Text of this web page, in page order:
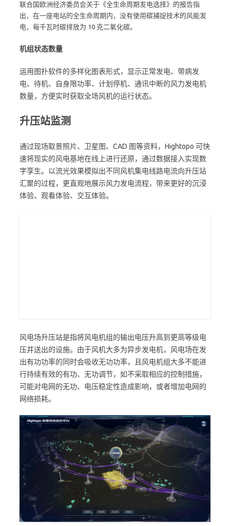
联合国欧洲经济委员会关于《全生命周期发电选择》的报告指
出，在一座电站的全生命周期内，没有使用碳捕捉技术的风能发
电，每千瓦时碳排放为 10 克二氧化碳。
机组状态数量
运用图扑软件的多样化图表形式，显示正常发电、带病发
电、待机、自身限功率、计划停机、通讯中断的风力发电机
数量，方便实时获取全场风机的运行状态。
升压站监测
通过现场取景照片、卫星图、CAD 图等资料，Hightopo 可快
速将现实的风电基地在线上进行还原，通过数据接入实现数
字孪生。以流光效果模拟出不同风机集电线路电流向升压站
汇聚的过程，更直观地展示风力发电流程，带来更好的沉浸
体验、观看体验、交互体验。
风电场升压站是指将风电机组的输出电压升高到更高等级电
压并送出的设施。由于风机大多为异步发电机，风电场在发
出有功功率的同时会吸收无功功率，且风电机组大多不能进
行持续有效的有功、无功调节，如不采取相应的控制措施，
可能对电网的无功、电压稳定性造成影响，或者增加电网的
网络损耗。